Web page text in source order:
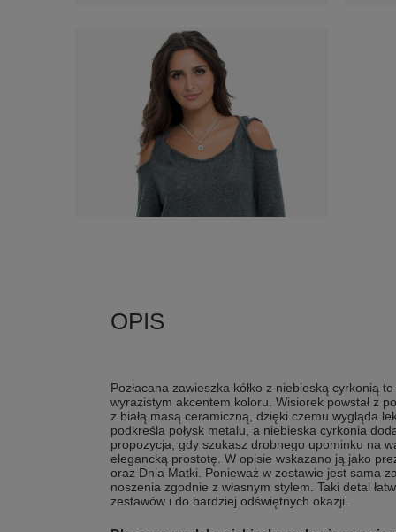
Pozłacana zawieszka kółko z niebieską cyrkonią
wyrazistym akcentem koloru. Wisiorek powstał z
z białą masą ceramiczną, dzięki czemu wygląda
podkreśla połysk metalu, a niebieska cyrkonia
propozycja, gdy szukasz drobnego upominku na
elegancką prostotę. W opisie wskazano ją jako
oraz Dnia Matki. Ponieważ w zestawie jest sama
noszenia zgodnie z własnym stylem. Taki detal
zestawów i do bardziej odświętnych okazji.